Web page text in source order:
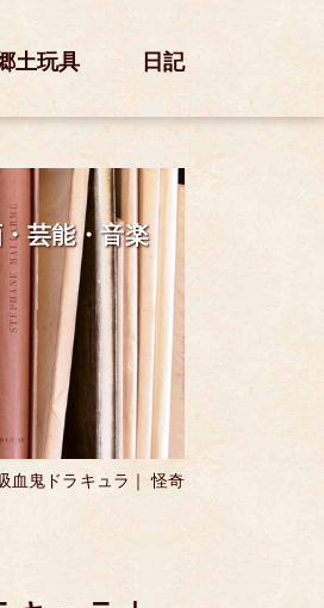
土玩具 日記
芸能・音楽
鬼ドラキュラ｜ 怪奇